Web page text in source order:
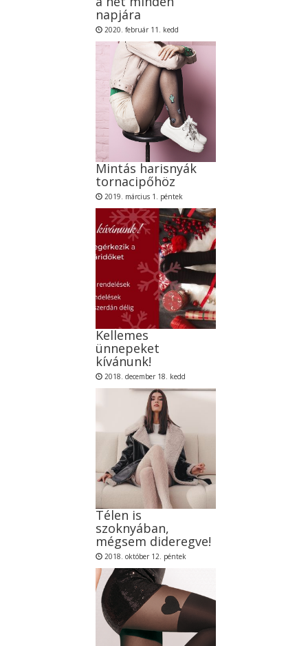
napjára
2020. február 11. kedd
Mintás harisnyák
tornacipőhöz
2019. március 1. péntek
Kellemes
ünnepeket
kívánunk!
2018. december 18. kedd
Télen is
szoknyában,
mégsem dideregve!
2018. október 12. péntek